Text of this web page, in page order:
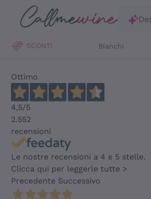
Salta al contenuto principale
SCONTI Bianchi
Ottimo
4,5/5
2.552
recensioni
Le nostre recensioni a 4 e 5 stelle.
Clicca qui per leggerle tutte >
Precedente Successivo